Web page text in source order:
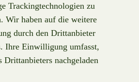
Trackingtechnologien zu
Wir haben auf die weitere
durch den Drittanbieter
Ihre Einwilligung umfasst,
Drittanbieters nachgeladen